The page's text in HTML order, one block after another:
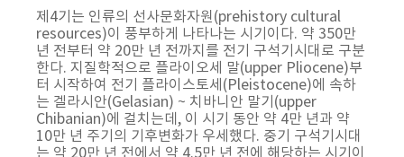
제4기는 인류의 선사문화자원(prehistory cultural
resources)이 풍부하게 나타나는 시기이다. 약 350만
년 전부터 약 20만 년 전까지를 전기 구석기시대로 구분
한다. 지질학적으로 플라이오세 말(upper Pliocene)부
터 시작하여 전기 플라이스토세(Pleistocene)에 속하
는 겔라시안(Gelasian) ~ 치바니안 말기(upper
Chibanian)에 걸치는데, 이 시기 동안 약 4만 년과 약
10만 년 주기의 기후변화가 우세했다. 중기 구석기시대
는 약 20만 년 전에서 약 4.5만 년 전에 해당하는 시기이